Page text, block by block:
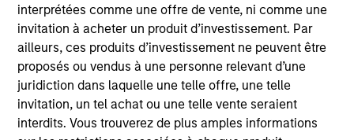
interprétées comme une offre de vente, ni comme une
invitation à acheter un produit d’investissement. Par
ailleurs, ces produits d’investissement ne peuvent être
proposés ou vendus à une personne relevant d’une
juridiction dans laquelle une telle offre, une telle
invitation, un tel achat ou une telle vente seraient
interdits. Vous trouverez de plus amples informations
As of July 25, 2025. The above is provided for informational
and educational purposes only. There is no guarantee that
the investment mentioned resulted in positive performance
(for realized holdings), or will perform well in the future (for
current holdings). The trademarks and service marks above
are the property of their respective owners. The information
on this website has not been authorized, sponsored, or